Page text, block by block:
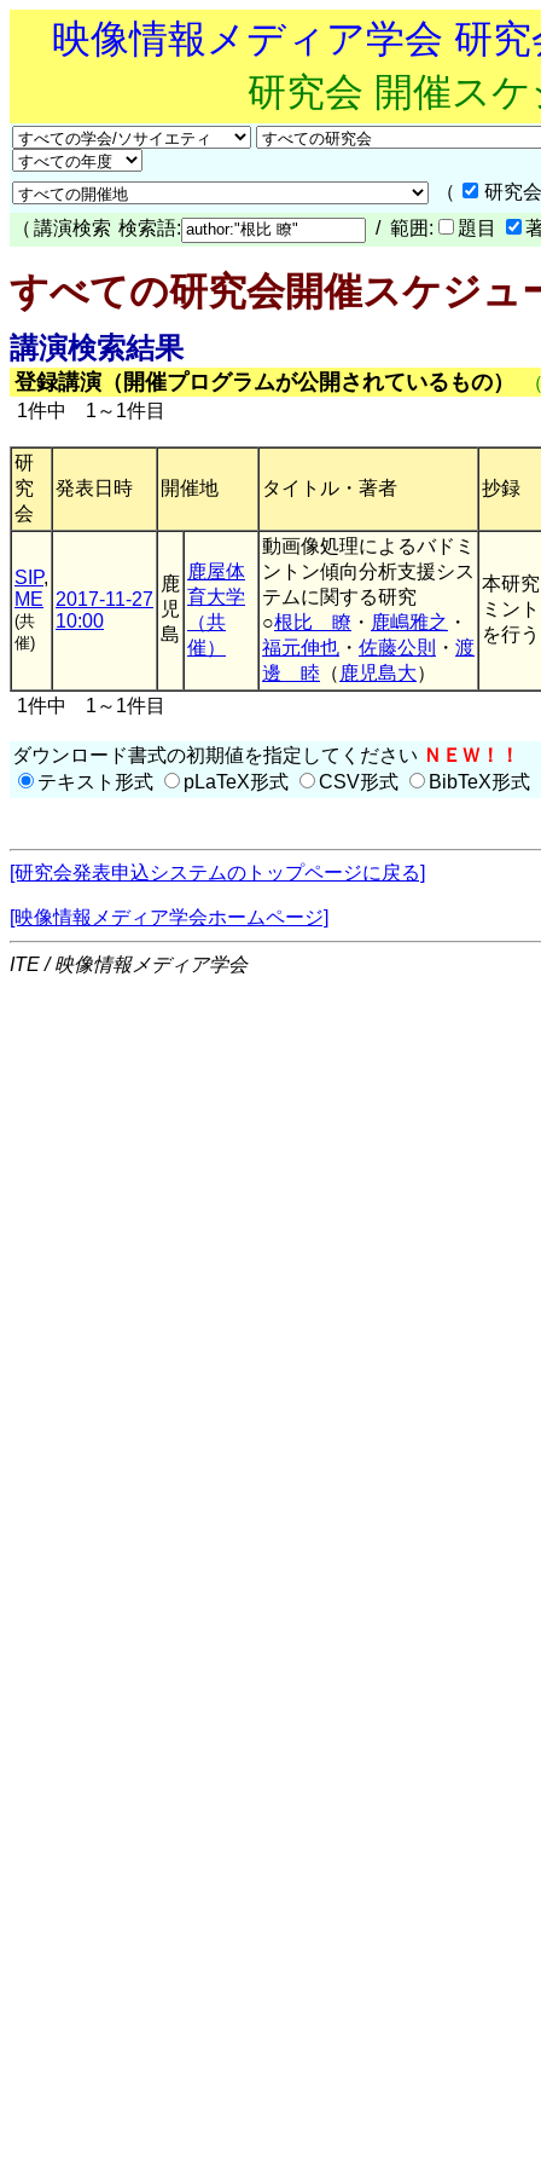
映像情報メディア学会 研
研究会 開催ス
（
研究
（ 講演検索 検索語: / 範囲: 題目
すべての研究会開催スケジュ
講演検索結果
登録講演（開催プログラムが公開されているもの）
1件中 1～1件目
研
究
会
発表日時 開催地 タイトル・著者 抄録
SIP,
ME
(共
催)
2017-11-27
10:00
鹿
児
島
鹿屋体
育大学
（共
催）
動画像処理によるバドミ
ントン傾向分析支援シス
テムに関する研究
○根比 瞭 ・ 鹿嶋雅之 ・
福元伸也 ・ 佐藤公則 ・ 渡
邊 睦 （ 鹿児島大）
本研
ミン
を行
1件中 1～1件目
ダウンロード書式の初期値を指定してください ＮＥＷ！！
テキスト形式
pLaTeX形式 CSV形式 BibTeX形式
[研究会発表申込システムのトップページに戻る]
[映像情報メディア学会ホームページ]
ITE / 映像情報メディア学会